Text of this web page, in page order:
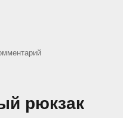
рюкзак — 5»
к
рюкзак
рюкзак